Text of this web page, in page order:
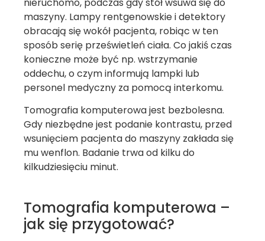
maszyny. Lampy rentgenowskie i detektory
obracają się wokół pacjenta, robiąc w ten
sposób serię prześwietleń ciała. Co jakiś czas
konieczne może być np. wstrzymanie
oddechu, o czym informują lampki lub
personel medyczny za pomocą interkomu.
Tomografia komputerowa jest bezbolesna.
Gdy niezbędne jest podanie kontrastu, przed
wsunięciem pacjenta do maszyny zakłada się
mu wenflon. Badanie trwa od kilku do
kilkudziesięciu minut.
Tomografia komputerowa –
jak się przygotować?